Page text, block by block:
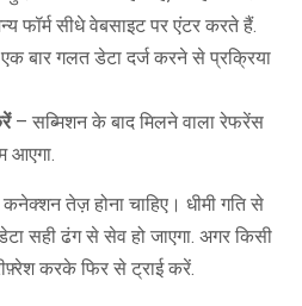
फॉर्म सीधे वेबसाइट पर एंटर करते हैं.
बार गलत डेटा दर्ज करने से प्रक्रिया
– सब्मिशन के बाद मिलने वाला रेफरेंस
आएगा.
तेज़ होना चाहिए। धीमी गति से
सही ढंग से सेव हो जाएगा. अगर किसी
करके फिर से ट्राई करें.